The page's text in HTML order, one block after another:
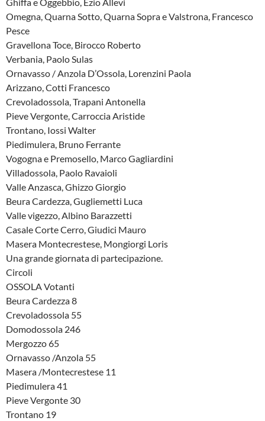
Omegna, Quarna Sotto, Quarna Sopra e Valstrona, Francesco
Pesce
Gravellona Toce, Birocco Roberto
Verbania, Paolo Sulas
Ornavasso / Anzola D’Ossola, Lorenzini Paola
Arizzano, Cotti Francesco
Crevoladossola, Trapani Antonella
Pieve Vergonte, Carroccia Aristide
Trontano, Iossi Walter
Piedimulera, Bruno Ferrante
Vogogna e Premosello, Marco Gagliardini
Villadossola, Paolo Ravaioli
Valle Anzasca, Ghizzo Giorgio
Beura Cardezza, Gugliemetti Luca
Valle vigezzo, Albino Barazzetti
Casale Corte Cerro, Giudici Mauro
Masera Montecrestese, Mongiorgi Loris
Una grande giornata di partecipazione.
Circoli
OSSOLA Votanti
Beura Cardezza 8
Crevoladossola 55
Domodossola 246
Mergozzo 65
Ornavasso /Anzola 55
Masera /Montecrestese 11
Piedimulera 41
Pieve Vergonte 30
Trontano 19